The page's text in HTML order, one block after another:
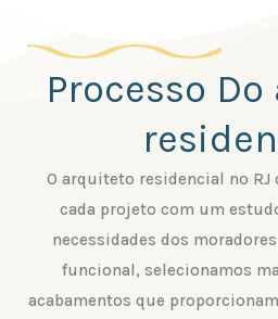
Processo
O arquiteto residencial no
cada projeto com um
necessidades dos
funcional, selecionamos
acabamentos que